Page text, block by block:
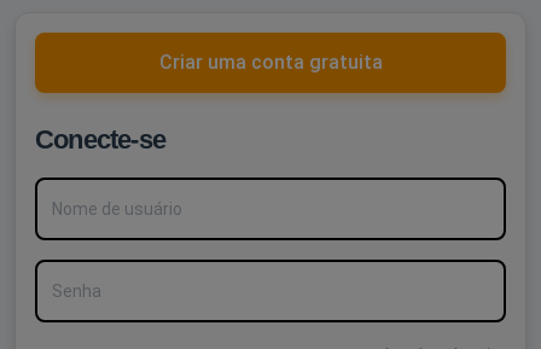
Criar uma conta gratuita
Conecte-se
Nome de usuário
Senha